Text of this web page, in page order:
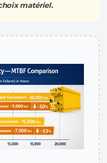
matériel.